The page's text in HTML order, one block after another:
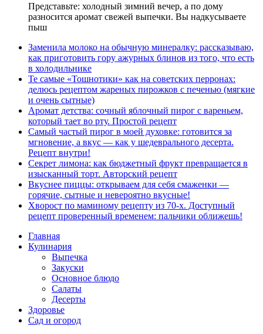
Представьте: холодный зимний вечер, а по дому
разносится аромат свежей выпечки. Вы надкусываете
пыш
Заменила молоко на обычную минералку: рассказываю,
как приготовить гору ажурных блинов из того, что есть
в холодильнике
Те самые «Тошнотики» как на советских перронах:
делюсь рецептом жареных пирожков с печенью (мягкие
и очень сытные)
Аромат детства: сочный яблочный пирог с вареньем,
который тает во рту. Простой рецепт
Самый частый пирог в моей духовке: готовится за
мгновение, а вкус — как у шедеврального десерта.
Рецепт внутри!
Секрет лимона: как бюджетный фрукт превращается в
изысканный торт. Авторский рецепт
Вкуснее пиццы: открываем для себя смаженки —
горячие, сытные и невероятно вкусные!
Хворост по маминому рецепту из 70-х. Доступный
рецепт проверенный временем: пальчики оближешь!
Главная
Кулинария
Выпечка
Закуски
Основное блюдо
Салаты
Десерты
Здоровье
Сад и огород